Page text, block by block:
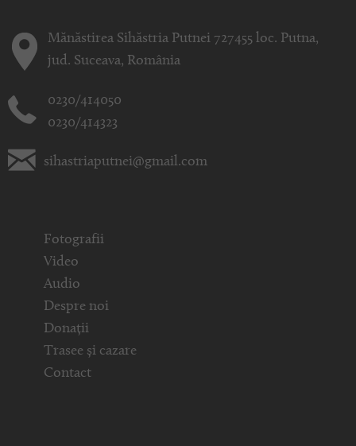
Mănăstirea Sihăstria Putnei 727455 loc. Putna,
jud. Suceava, România
0230/414050
0230/414323
sihastriaputnei@gmail.com
Fotografii
Video
Audio
Despre noi
Donații
Trasee și cazare
Contact